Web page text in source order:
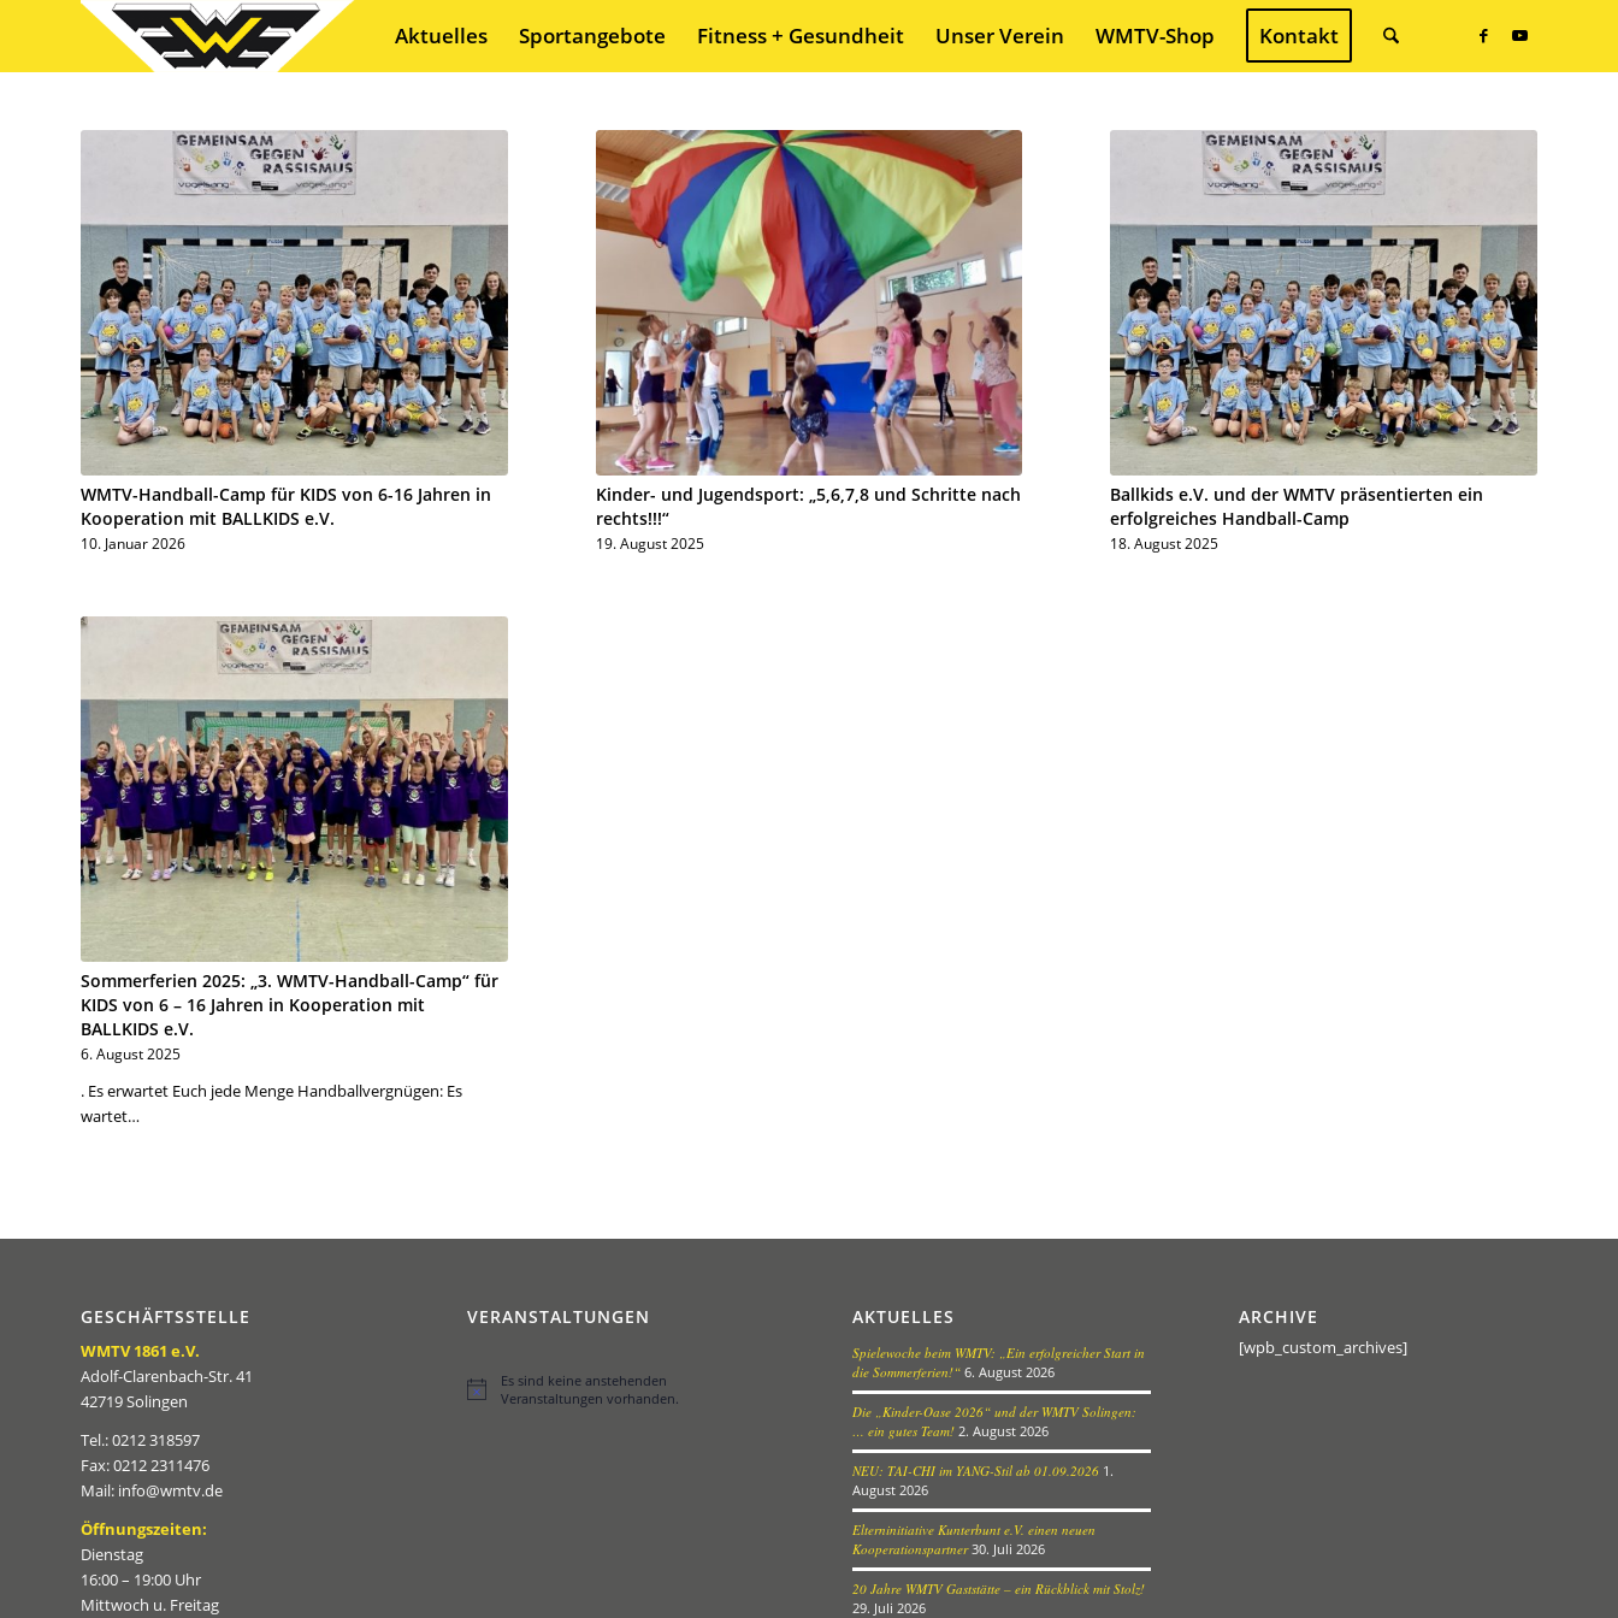
Aktuelles Sportangebote Fitness + Gesundheit Unser Verein WMTV-Shop Kontakt
WMTV-Handball-Camp für KIDS von 6-16 Jahren in
Kooperation mit BALLKIDS e.V.
10. Januar 2026
Kinder- und Jugendsport: „5,6,7,8 und Schritte nach
rechts!!!“
19. August 2025
Ballkids e.V. und der WMTV präsentierten ein
erfolgreiches Handball-Camp
18. August 2025
Sommerferien 2025: „3. WMTV-Handball-Camp“ für
KIDS von 6 – 16 Jahren in Kooperation mit
BALLKIDS e.V.
6. August 2025
. Es erwartet Euch jede Menge Handballvergnügen: Es
wartet…
GESCHÄFTSSTELLE
WMTV 1861 e.V.
Adolf-Clarenbach-Str. 41
42719 Solingen
Tel.: 0212 318597
Fax: 0212 2311476
Mail: info@wmtv.de
Öffnungszeiten:
Dienstag
16:00 – 19:00 Uhr
Mittwoch u. Freitag
VERANSTALTUNGEN
Hinweis
Es sind keine anstehenden
Veranstaltungen vorhanden.
AKTUELLES
Spielewoche beim WMTV: „Ein erfolgreicher Start in
die Sommerferien!“ 6. August 2026
Die „Kinder-Oase 2026“ und der WMTV Solingen:
… ein gutes Team! 2. August 2026
NEU: TAI-CHI im YANG-Stil ab 01.09.2026 1.
August 2026
Elterninitiative Kunterbunt e.V. einen neuen
Kooperationspartner 30. Juli 2026
20 Jahre WMTV Gaststätte – ein Rückblick mit Stolz!
29. Juli 2026
ARCHIVE
[wpb_custom_archives]